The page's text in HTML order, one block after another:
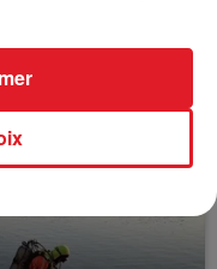
logement servait